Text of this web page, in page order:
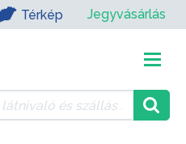
Térkép Jegyvásárlás